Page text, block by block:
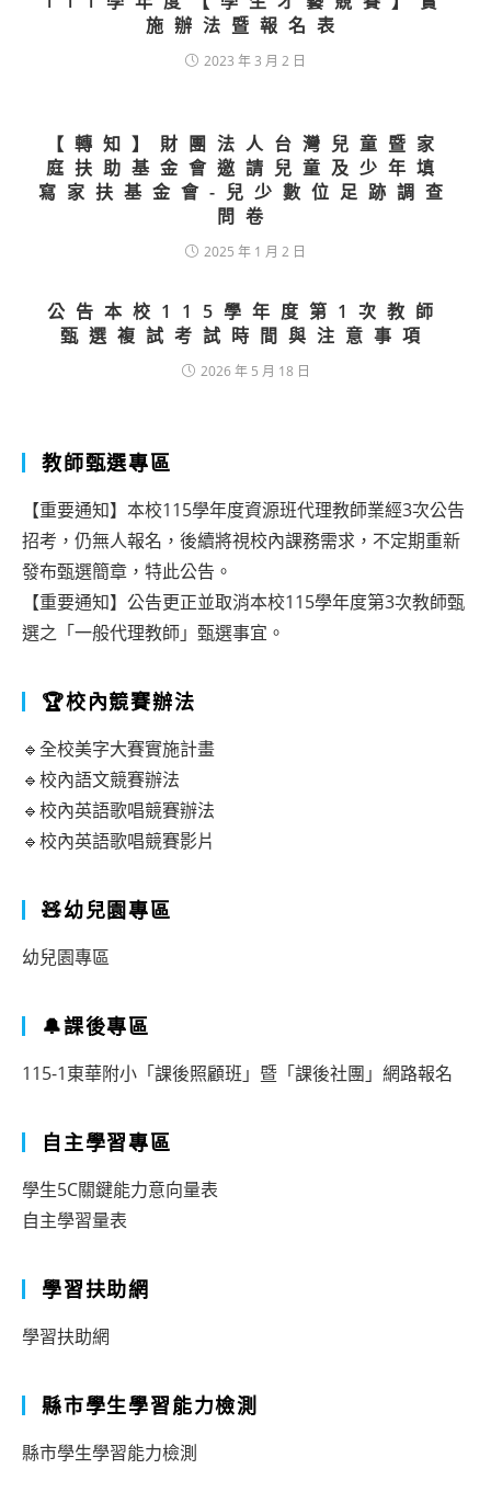
施辦法暨報名表
2023 年 3 月 2 日
【轉知】財團法人台灣兒童暨家
庭扶助基金會邀請兒童及少年填
寫家扶基金會-兒少數位足跡調查
問卷
2025 年 1 月 2 日
公告本校115學年度第1次教師
甄選複試考試時間與注意事項
2026 年 5 月 18 日
教師甄選專區
【重要通知】本校115學年度資源班代理教師業經3次公告
招考，仍無人報名，後續將視校內課務需求，不定期重新
發布甄選簡章，特此公告。
【重要通知】公告更正並取消本校115學年度第3次教師甄
選之「一般代理教師」甄選事宜。
🏆校內競賽辦法
🔹全校美字大賽實施計畫
🔹校內語文競賽辦法
🔹校內英語歌唱競賽辦法
🔹校內英語歌唱競賽影片
🧸幼兒園專區
幼兒園專區
🔔課後專區
115-1東華附小「課後照顧班」暨「課後社團」網路報名
自主學習專區
學生5C關鍵能力意向量表
自主學習量表
學習扶助網
學習扶助網
縣市學生學習能力檢測
縣市學生學習能力檢測